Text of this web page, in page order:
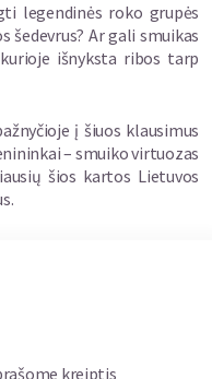
legendinės roko grupės
šedevrus? Ar gali smuikas
išnyksta ribos tarp
į šiuos klausimus
– smuiko virtuozas
šios kartos Lietuvos
pasaulių susitikimas,
improvizacijos ir
kreiptis